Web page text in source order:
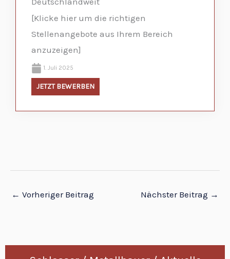
[Klicke hier um die richtigen
Stellenangebote aus Ihrem Bereich
anzuzeigen]
1. Juli 2025
JETZT BEWERBEN
← Vorheriger Beitrag Nächster Beitrag →